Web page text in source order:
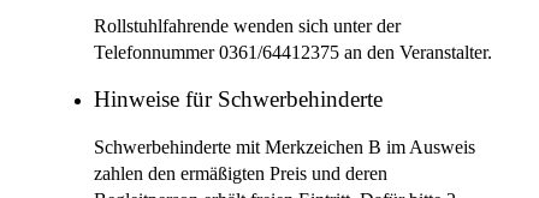
Rollstuhlfahrende wenden sich unter der
Telefonnummer 0361/64412375 an den Veranstalter.
Hinweise für Schwerbehinderte
Schwerbehinderte mit Merkzeichen B im Ausweis
zahlen den ermäßigten Preis und deren